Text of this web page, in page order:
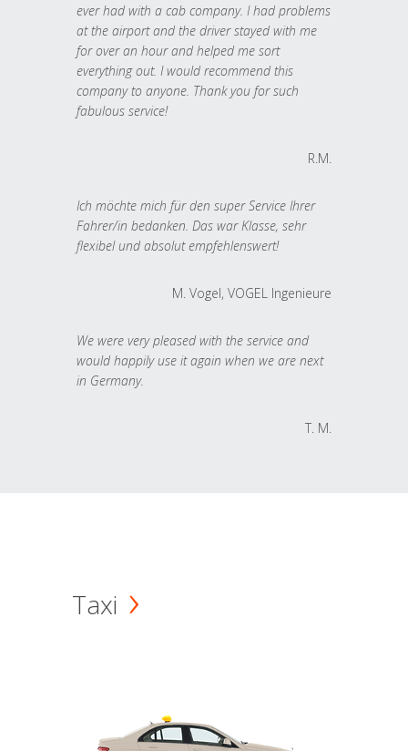
ever had with a cab company. I had problems
at the airport and the driver stayed with me
for over an hour and helped me sort
everything out. I would recommend this
company to anyone. Thank you for such
fabulous service!
R.M.
Ich möchte mich für den super Service Ihrer
Fahrer/in bedanken. Das war Klasse, sehr
flexibel und absolut empfehlenswert!
M. Vogel, VOGEL Ingenieure
We were very pleased with the service and
would happily use it again when we are next
in Germany.
T. M.
Taxi